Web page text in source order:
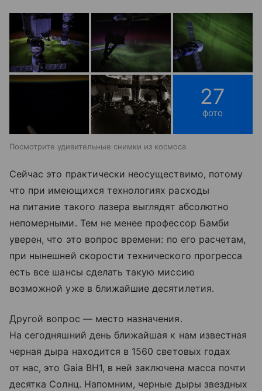
27
фото
Посмотрите удивительные снимки из космоса
Сейчас это практически неосуществимо, потому
что при имеющихся технологиях расходы
на питание такого лазера выглядят абсолютно
непомерными. Тем не менее профессор Бамби
уверен, что это вопрос времени: по его расчетам,
при нынешней скорости технического прогресса
есть все шансы сделать такую миссию
возможной уже в ближайшие десятилетия.
Другой вопрос — место назначения.
На сегодняшний день ближайшая к нам известная
черная дыра находится в 1560 световых годах
от нас, это Gaia BH1, в ней заключена масса почти
десятка Солнц. Напомним, черные дыры звездных